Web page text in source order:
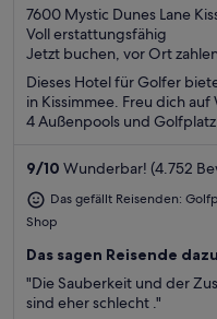
out
of
5
7600 Mystic Dunes Lane
Voll erstattungsfähig
Jetzt buchen, vor Ort
Dieses Hotel für Golfer
in Kissimmee. Freu dich
4 Außenpools und
Sehenswürdigkeiten –
und Themenpark Disney's
der Nähe.
9/10 Wunderbar! (4.752
Das gefällt Reisenden:
Shop
Das sagen Reisende
"Die Sauberkeit und der
sind eher schlecht ."